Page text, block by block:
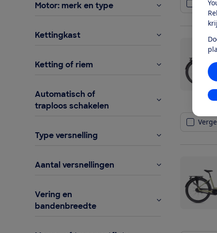
Motor: merk en type
Kettingkast
Ketting of riem
Automatisch of
traploos schakelen
Type versnelling
Aantal versnellingen
Vering en
bandenbreedte